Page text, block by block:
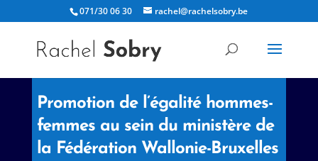
071/30 06 30 rachel@rachelsobry.be
Promotion de l’égalité hommes-
femmes au sein du ministère de
la Fédération Wallonie-Bruxelles